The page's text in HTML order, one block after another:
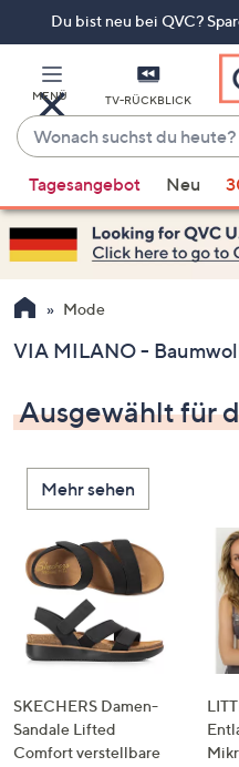
Du bist neu bei QVC?
MENÜ TV-RÜCKBLICK
Wonach
suchst
du
heute?
Vorschläge
verfügbar
sind,
verwenden
Sie
Pfeiltasten
oben
und
nach
unten
oder
wischen
Sie
Touch-
Geräten
links
bzw.
rechts,
Tagesangebot Neu
Mode
VIA MILANO -
Ausgewählt für
Mehr sehen
SKECHERS Damen-
Sandale Lifted
Comfort verstellbare